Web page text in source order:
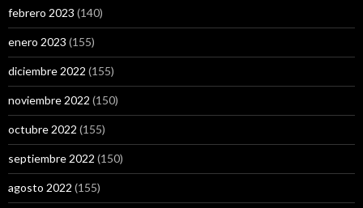
febrero 2023 (140)
enero 2023 (155)
diciembre 2022 (155)
noviembre 2022 (150)
octubre 2022 (155)
septiembre 2022 (150)
agosto 2022 (155)